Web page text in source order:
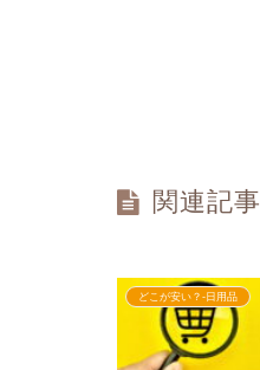
関連記事
どこが安い？-日用品